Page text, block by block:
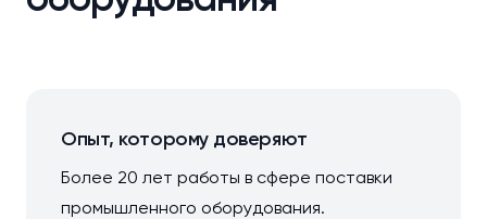
Опыт, которому доверяют
Более 20 лет работы в сфере поставки
промышленного оборудования.